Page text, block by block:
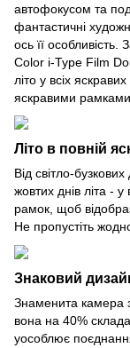
автофокусом та
фантастичні
ось її особливість.
Color i-Type Film
літо у всіх
яскравими рамками.
Літо в повній
Від світло-
жовтих днів літа -
рамок, щоб
Не пропустіть
Знаковий д
Знаменита камера
вона на 40%
уособлює